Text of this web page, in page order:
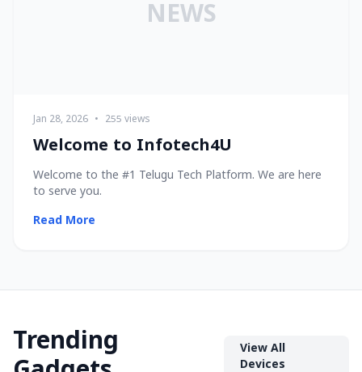
NEWS
Jan 28, 2026 • 255 views
Welcome to Infotech4U
Welcome to the #1 Telugu Tech Platform. We are here
to serve you.
Read More
Trending
View All
Devices